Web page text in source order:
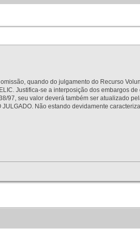
quando do julgamento do Recurso
Justifica-se a interposição dos embargos
seu valor deverá também ser atualizado
Não estando devidamente